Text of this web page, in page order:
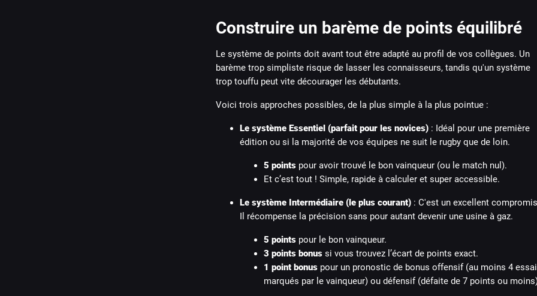
Construire un barème de points équilibré
Le système de points doit avant tout être adapté au profil de vos collègues. Un
barème trop simpliste risque de lasser les connaisseurs, tandis qu'un système
trop touffu peut vite décourager les débutants.
Voici trois approches possibles, de la plus simple à la plus pointue :
Le système Essentiel (parfait pour les novices): Idéal pour une première
édition ou si la majorité de vos équipes ne suit le rugby que de loin.
5 pointspour avoir trouvé le bon vainqueur (ou le match nul).
Et c’est tout ! Simple, rapide à calculer et super accessible.
Le système Intermédiaire (le plus courant): C'est un excellent
Il récompense la précision sans pour autant devenir une usine à gaz.
5 pointspour le bon vainqueur.
3 points bonussi vous trouvez l’écart de points exact.
1 point bonuspour un pronostic de bonus offensif (au moins 4
marqués par le vainqueur) ou défensif (défaite de 7 points ou